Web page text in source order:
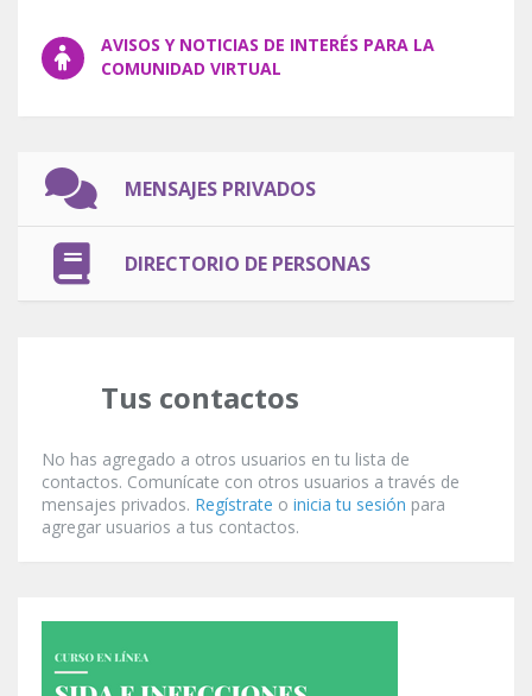
AVISOS Y NOTICIAS DE INTERÉS PARA LA
COMUNIDAD VIRTUAL
MENSAJES PRIVADOS
DIRECTORIO DE PERSONAS
Tus contactos
No has agregado a otros usuarios en tu lista de
contactos. Comunícate con otros usuarios a través de
mensajes privados. Regístrate o inicia tu sesión para
agregar usuarios a tus contactos.